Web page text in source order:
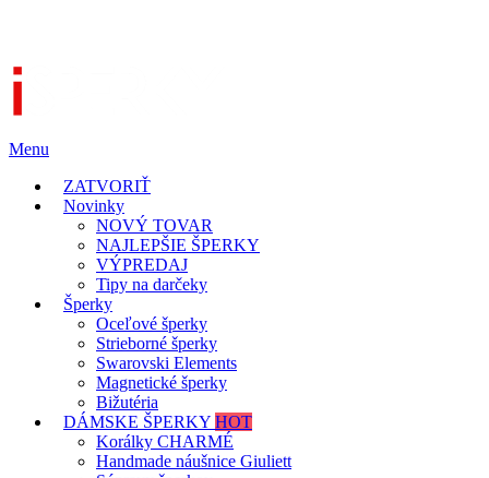
Menu
ZATVORIŤ
Novinky
NOVÝ TOVAR
NAJLEPŠIE ŠPERKY
VÝPREDAJ
Tipy na darčeky
Šperky
Oceľové šperky
Strieborné šperky
Swarovski Elements
Magnetické šperky
Bižutéria
DÁMSKE ŠPERKY HOT
Korálky CHARMÉ
Handmade náušnice Giuliett